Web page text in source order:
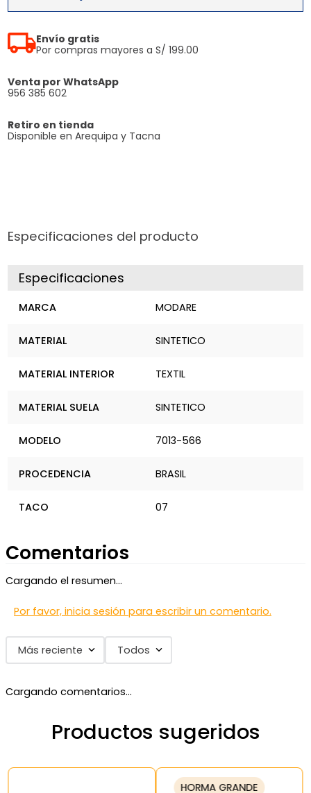
Envío gratis
Por compras mayores a S/ 199.00
Venta por WhatsApp
956 385 602
Retiro en tienda
Disponible en Arequipa y Tacna
Especificaciones del producto
Especificaciones
MARCA MODARE
MATERIAL SINTETICO
MATERIAL INTERIOR TEXTIL
MATERIAL SUELA SINTETICO
MODELO 7013-566
PROCEDENCIA BRASIL
TACO 07
Comentarios
Cargando el resumen…
Por favor, inicia sesión para escribir un comentario.
Más reciente Todos
Cargando comentarios…
Productos sugeridos
HORMA GRANDE